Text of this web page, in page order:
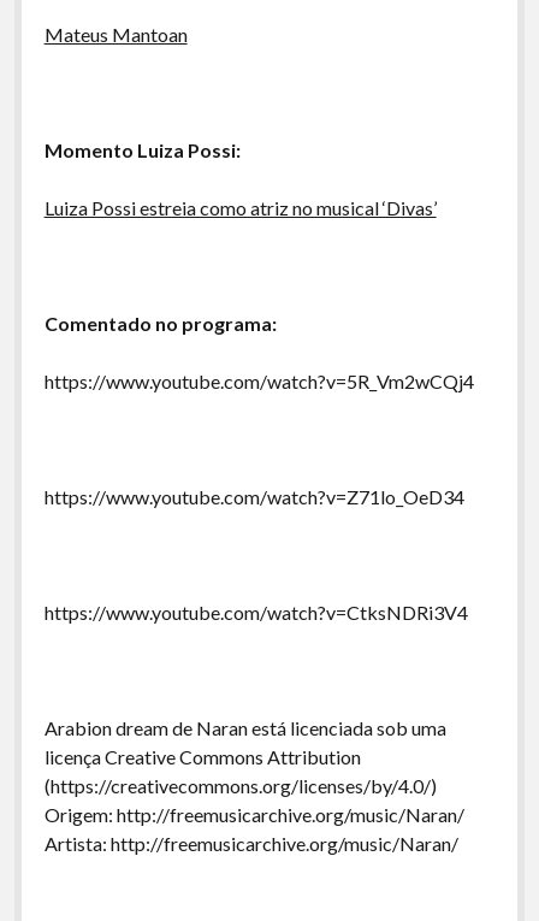
Mateus Mantoan
Momento Luiza Possi:
Luiza Possi estreia como atriz no musical ‘Divas’
Comentado no programa:
https://www.youtube.com/watch?v=5R_Vm2wCQj4
https://www.youtube.com/watch?v=Z71lo_OeD34
https://www.youtube.com/watch?v=CtksNDRi3V4
Arabion dream de Naran está licenciada sob uma
licença Creative Commons Attribution
(https://creativecommons.org/licenses/by/4.0/)
Origem: http://freemusicarchive.org/music/Naran/
Artista: http://freemusicarchive.org/music/Naran/